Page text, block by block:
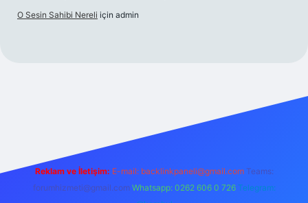
O Sesin Sahibi Nereli için admin
Reklam ve İletişim: E-mail: backlinkpaneli@gmail.com Teams:
forumhizmeti@gmail.com Whatsapp: 0262 606 0 726 Telegram: